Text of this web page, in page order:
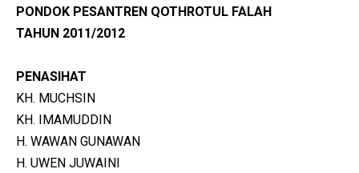
PONDOK PESANTREN QOTHROTUL FALAH
TAHUN 2011/2012
PENASIHAT
KH. MUCHSIN
KH. IMAMUDDIN
H. WAWAN GUNAWAN
H. UWEN JUWAINI